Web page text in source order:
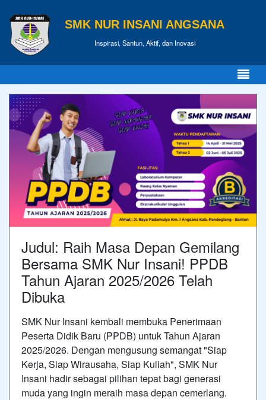
SMK NUR INSANI ANGSANA
Inspirasi, Santun, Aktif, dan Inovasi
Judul: Raih Masa Depan Gemilang
Bersama SMK Nur Insani! PPDB
Tahun Ajaran 2025/2026 Telah
Dibuka
SMK Nur Insani kembali membuka Penerimaan
Peserta Didik Baru (PPDB) untuk Tahun Ajaran
2025/2026. Dengan mengusung semangat "Siap
Kerja, Siap Wirausaha, Siap Kuliah", SMK Nur
Insani hadir sebagai pilihan tepat bagi generasi
muda yang ingin meraih masa depan cemerlang.